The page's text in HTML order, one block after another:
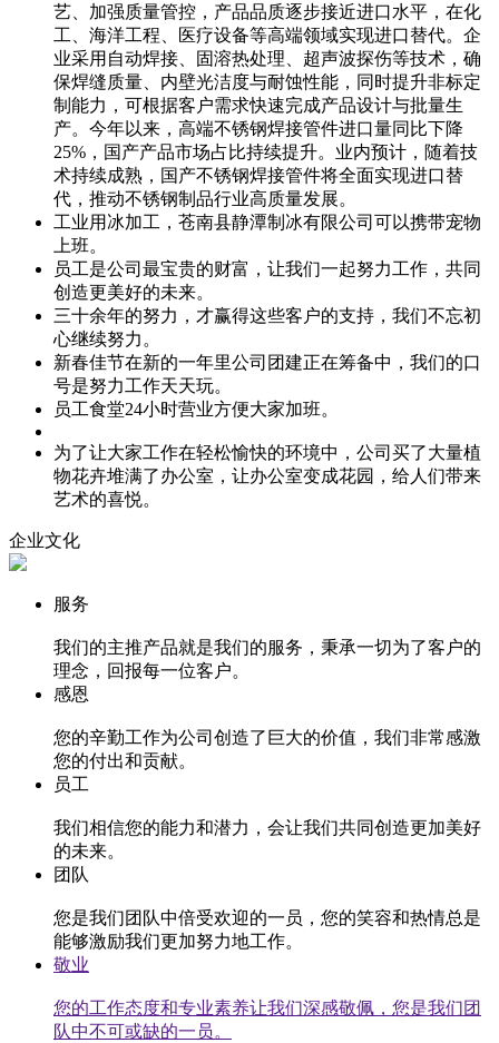
艺、加强质量管控，产品品质逐步接近进口水平，在化
工、海洋工程、医疗设备等高端领域实现进口替代。企
业采用自动焊接、固溶热处理、超声波探伤等技术，确
保焊缝质量、内壁光洁度与耐蚀性能，同时提升非标定
制能力，可根据客户需求快速完成产品设计与批量生
产。今年以来，高端不锈钢焊接管件进口量同比下降
25%，国产产品市场占比持续提升。业内预计，随着技
术持续成熟，国产不锈钢焊接管件将全面实现进口替
代，推动不锈钢制品行业高质量发展。
工业用冰加工，苍南县静潭制冰有限公司可以携带宠物
上班。
员工是公司最宝贵的财富，让我们一起努力工作，共同
创造更美好的未来。
三十余年的努力，才赢得这些客户的支持，我们不忘初
心继续努力。
新春佳节在新的一年里公司团建正在筹备中，我们的口
号是努力工作天天玩。
员工食堂24小时营业方便大家加班。
为了让大家工作在轻松愉快的环境中，公司买了大量植
物花卉堆满了办公室，让办公室变成花园，给人们带来
艺术的喜悦。
企业文化
服务
我们的主推产品就是我们的服务，秉承一切为了客户的
理念，回报每一位客户。
感恩
您的辛勤工作为公司创造了巨大的价值，我们非常感激
您的付出和贡献。
员工
我们相信您的能力和潜力，会让我们共同创造更加美好
的未来。
团队
您是我们团队中倍受欢迎的一员，您的笑容和热情总是
能够激励我们更加努力地工作。
敬业
您的工作态度和专业素养让我们深感敬佩，您是我们团
队中不可或缺的一员。